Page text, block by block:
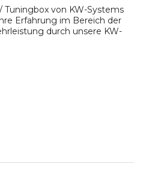
von KW-Systems
Erfahrung im Bereich der
durch unsere KW-